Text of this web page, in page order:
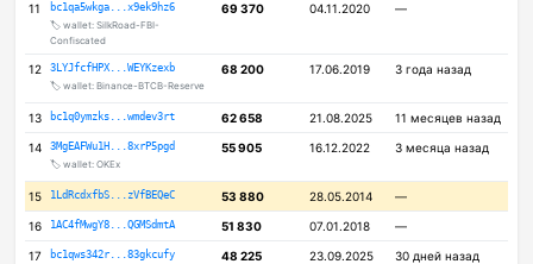
11
bc1qa5wkga...x9ek9hz6
🏷️ wallet: SilkRoad-FBI-
Confiscated
69 370 04.11.2020 —
12
3LYJfcfHPX...WEYKzexb
🏷️ wallet: Binance-BTCB-Reserve
68 200 17.06.2019 3 года назад
13 bc1q0ymzks...wmdev3rt 62 658 21.08.2025 11 месяцев назад
14
3MgEAFWu1H...8xrP5pgd
🏷️ wallet: OKEx
55 905 16.12.2022 3 месяца назад
15 1LdRcdxfbS...zVfBEQeC 53 880 28.05.2014 —
16 1AC4fMwgY8...QGMSdmtA 51 830 07.01.2018 —
17 bc1qws342r...83gkcufy 48 225 23.09.2025 30 дней назад